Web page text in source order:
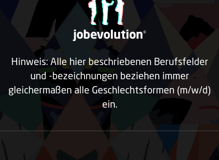
Hinweis: Alle hier beschriebenen Berufsfelder
und -bezeichnungen beziehen immer
gleichermaßen alle Geschlechtsformen (m/w/d)
ein.